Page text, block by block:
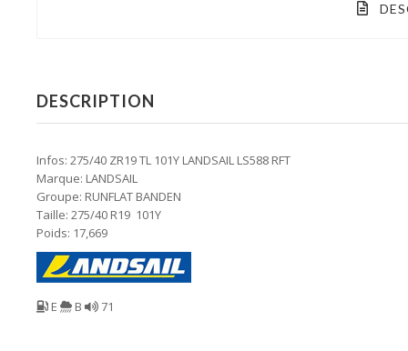
DESCRIPTION
Infos: 275/40 ZR19 TL 101Y LANDSAIL LS588 RFT
Marque: LANDSAIL
Groupe: RUNFLAT BANDEN
Taille: 275/40 R19 101Y
Poids: 17,669
E B 71